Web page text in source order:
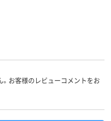
お客様のレビューコメントをお